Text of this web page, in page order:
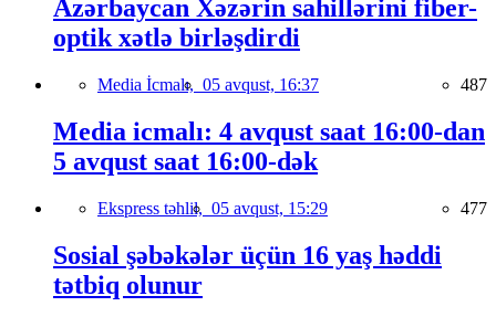
Azərbaycan Xəzərin sahillərini fiber-
optik xətlə birləşdirdi
Media İcmalı, 05 avqust, 16:37 487
Media icmalı: 4 avqust saat 16:00-dan
5 avqust saat 16:00-dək
Ekspress təhlil, 05 avqust, 15:29 477
Sosial şəbəkələr üçün 16 yaş həddi
tətbiq olunur